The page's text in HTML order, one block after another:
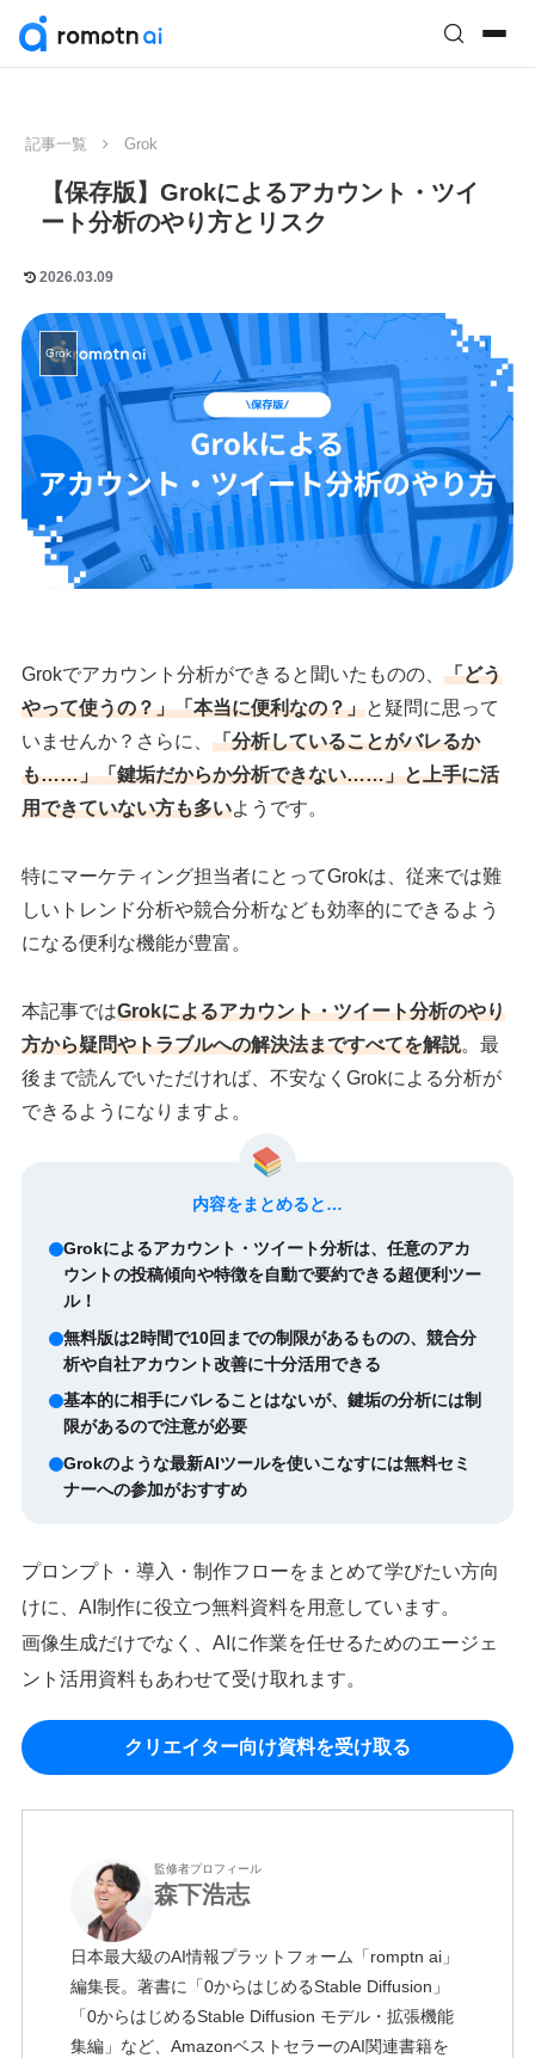
記事一覧 Grok
【保存版】Grokによるアカウント・ツイ
ート分析のやり方とリスク
2026.03.09
Grok
Grokでアカウント分析ができると聞いたものの、「どう
やって使うの？」「本当に便利なの？」と疑問に思って
いませんか？さらに、「分析していることがバレるか
も……」「鍵垢だからか分析できない……」と上手に活
用できていない方も多いようです。
特にマーケティング担当者にとってGrokは、従来では難
しいトレンド分析や競合分析なども効率的にできるよう
になる便利な機能が豊富。
本記事ではGrokによるアカウント・ツイート分析のやり
方から疑問やトラブルへの解決法まですべてを解説。最
後まで読んでいただければ、不安なくGrokによる分析が
できるようになりますよ。
内容をまとめると…
Grokによるアカウント・ツイート分析は、任意のアカ
ウントの投稿傾向や特徴を自動で要約できる超便利ツー
ル！
無料版は2時間で10回までの制限があるものの、競合分
析や自社アカウント改善に十分活用できる
基本的に相手にバレることはないが、鍵垢の分析には制
限があるので注意が必要
Grokのような最新AIツールを使いこなすには無料セミ
ナーへの参加がおすすめ
プロンプト・導入・制作フローをまとめて学びたい方向
けに、AI制作に役立つ無料資料を用意しています。
画像生成だけでなく、AIに作業を任せるためのエージェ
ント活用資料もあわせて受け取れます。
クリエイター向け資料を受け取る
監修者プロフィール
森下浩志
日本最大級のAI情報プラットフォーム「romptn ai」
編集長。著書に「0からはじめるStable Diffusion」
「0からはじめるStable Diffusion モデル・拡張機能
集編」など、AmazonベストセラーのAI関連書籍を